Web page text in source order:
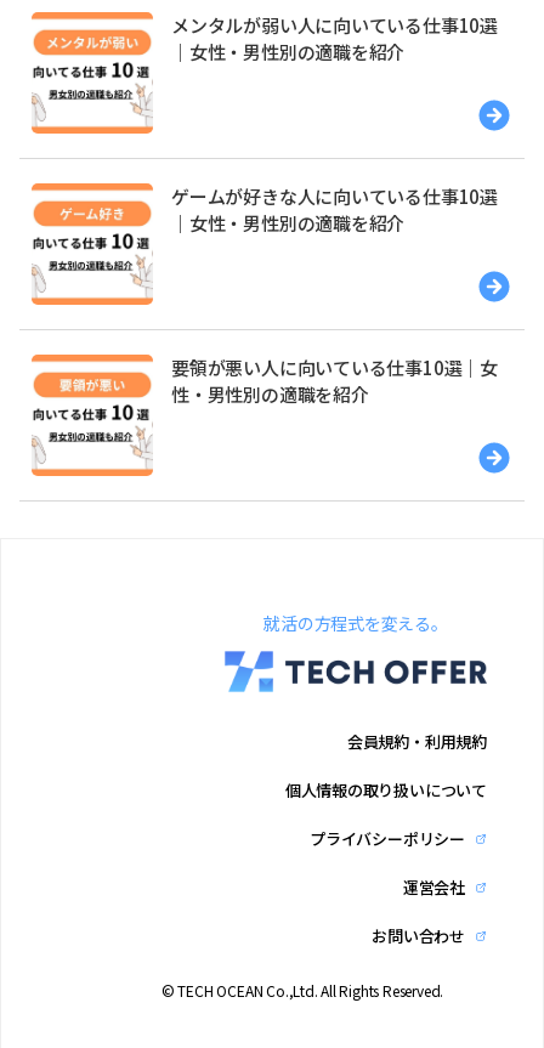
メンタルが弱い人に向いている仕事10選
｜女性・男性別の適職を紹介
ゲームが好きな人に向いている仕事10選
｜女性・男性別の適職を紹介
要領が悪い人に向いている仕事10選｜女
性・男性別の適職を紹介
就活の方程式を変える。
会員規約・利用規約
個人情報の取り扱いについて
プライバシーポリシー
運営会社
お問い合わせ
© TECH OCEAN Co.,Ltd. All Rights Reserved.